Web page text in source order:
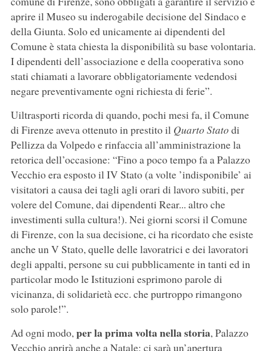
aprire il Museo su inderogabile decisione del Sindaco e
della Giunta. Solo ed unicamente ai dipendenti del
Comune è stata chiesta la disponibilità su base volontaria.
I dipendenti dell’associazione e della cooperativa sono
stati chiamati a lavorare obbligatoriamente vedendosi
negare preventivamente ogni richiesta di ferie”.
Uiltrasporti ricorda di quando, pochi mesi fa, il Comune
di Firenze aveva ottenuto in prestito il Quarto Statodi
Pellizza da Volpedo e rinfaccia all’amministrazione la
retorica dell’occasione: “Fino a poco tempo fa a Palazzo
Vecchio era esposto il IV Stato (a volte ’indisponibile’ ai
visitatori a causa dei tagli agli orari di lavoro subiti, per
volere del Comune, dai dipendenti Rear... altro che
investimenti sulla cultura!). Nei giorni scorsi il Comune
di Firenze, con la sua decisione, ci ha ricordato che esiste
anche un V Stato, quelle delle lavoratrici e dei lavoratori
degli appalti, persone su cui pubblicamente in tanti ed in
particolar modo le Istituzioni esprimono parole di
vicinanza, di solidarietà ecc. che purtroppo rimangono
solo parole!”.
Ad ogni modo,per la prima volta nella storia, Palazzo
Vecchio aprirà anche a Natale: ci sarà un’apertura